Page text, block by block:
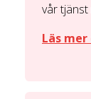
vår tjänst
Läs